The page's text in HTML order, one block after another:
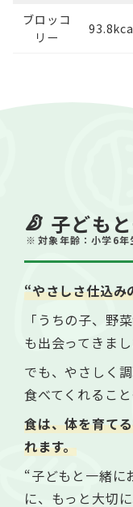
ブロッコ
リー
子ども
対象年齢：小学6年
“やさしさ仕込み
「うちの子、野
も出会ってきまし
でも、やさしく
食べてくれること
食は、体を育て
れます。
“子どもと一緒に
に、もっと大切